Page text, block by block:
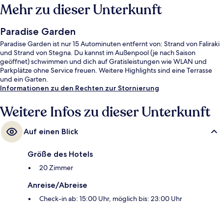
Mehr zu dieser Unterkunft
Paradise Garden
Paradise Garden ist nur 15 Autominuten entfernt von: Strand von Faliraki
und Strand von Stegna. Du kannst im Außenpool (je nach Saison
geöffnet) schwimmen und dich auf Gratisleistungen wie WLAN und
Parkplätze ohne Service freuen. Weitere Highlights sind eine Terrasse
und ein Garten.
Informationen zu den Rechten zur Stornierung
Weitere Infos zu dieser Unterkunft
Auf einen Blick
Größe des Hotels
20 Zimmer
Anreise/Abreise
Check-in ab: 15:00 Uhr, möglich bis: 23:00 Uhr